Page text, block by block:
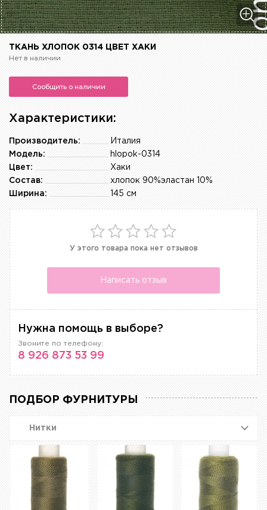
ТКАНЬ ХЛОПОК 0314 ЦВЕТ ХАКИ
Нет в наличии
Сообщить о наличии
Характеристики:
Италия
Производитель:
hlopok-0314
Модель:
Хаки
Цвет:
хлопок 90%эластан 10%
Состав:
145 см
Ширина:
У этого товара пока нет отзывов
Написать отзыв
Нужна помощь в выборе?
Звоните по телефону:
8 926 873 53 99
ПОДБОР ФУРНИТУРЫ
Нитки